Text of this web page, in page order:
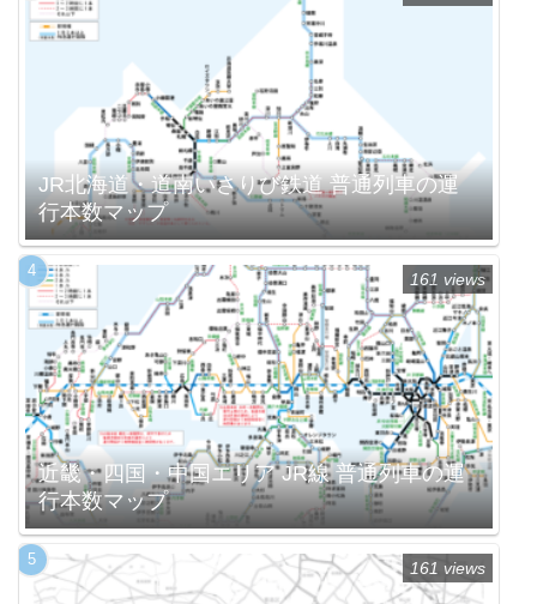
JR北海道・道南いさりび鉄道 普通列車の運
行本数マップ
近畿・四国・中国エリア JR線 普通列車の運
行本数マップ
161 views
161 views